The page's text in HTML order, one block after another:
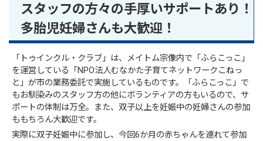
スタッフの方々の手厚いサポートあり！
多胎児妊婦さんも大歓迎！
「トゥインクル・クラブ」は、メイトム宗像内で「ふらこっこ」
を運営している「NPO法人むなかた子育てネットワークこねっ
と」が市の業務委託で実施しているものです。「ふらこっこ」で
もお馴染みのスタッフ方の他にボランティアの方もいるので、サ
ポートの体制は万全。また、双子以上を妊娠中の妊婦さんの参加
ももちろん大歓迎です。
実際に双子妊娠中に参加し、今回6か月の赤ちゃんを連れて参加